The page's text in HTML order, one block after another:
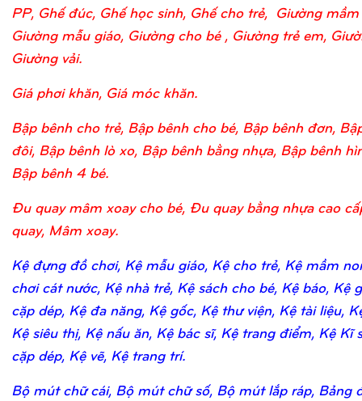
PP, Ghế đúc, Ghế học sinh, Ghế cho trẻ, Giường
Giường mẫu giáo, Giường cho bé , Giường trẻ em,
Giường vải.
Giá phơi khăn, Giá móc khăn.
Bập bênh cho trẻ, Bập bênh cho bé, Bập bênh đơn,
đôi, Bập bênh lò xo, Bập bênh bằng nhựa, Bập bênh
Bập bênh 4 bé.
Đu quay mâm xoay cho bé, Đu quay bằng nhựa cao
quay, Mâm xoay.
Kệ đựng đồ chơi, Kệ mẫu giáo, Kệ cho trẻ, Kệ mầm
chơi cát nước, Kệ nhà trẻ, Kệ sách cho bé, Kệ báo, Kệ
cặp dép, Kệ đa năng, Kệ gốc, Kệ thư viện, Kệ tài liệu,
Kệ siêu thị, Kệ nấu ăn, Kệ bác sĩ, Kệ trang điểm, Kệ Kĩ
cặp dép, Kệ vẽ, Kệ trang trí.
Bộ mút chữ cái, Bộ mút chữ số, Bộ mút lắp ráp, Bảng